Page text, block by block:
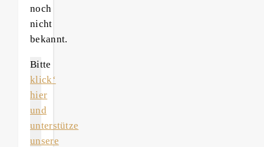
noch
nicht
bekannt.
Bitte
klick‘
hier
und
unterstütze
unsere